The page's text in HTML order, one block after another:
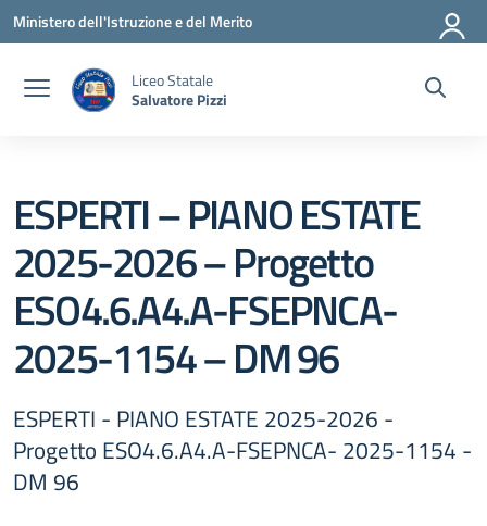
Vai ai contenuti
Vai al menu di navigazione
Vai al footer
Ministero dell'Istruzione e del Merito
Liceo Statale
Salvatore Pizzi
ESPERTI – PIANO ESTATE
2025-2026 – Progetto
ESO4.6.A4.A-FSEPNCA-
2025-1154 – DM 96
ESPERTI - PIANO ESTATE 2025-2026 -
Progetto ESO4.6.A4.A-FSEPNCA- 2025-1154 -
DM 96